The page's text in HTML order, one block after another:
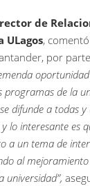
de
ULagos,
por
programas de la
difunde a todas y
lo interesante es
a un tema de
al
universidad”,